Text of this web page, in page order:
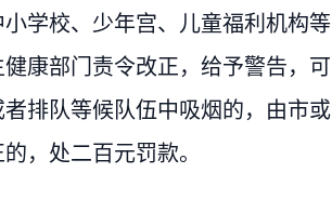
学校、少年宫、儿童福利机构等
康部门责令改正，给予警告，可
排队等候队伍中吸烟的，由市或
，处二百元罚款。